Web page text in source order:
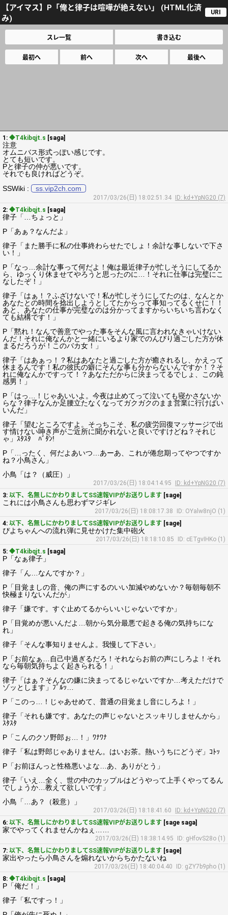
【アイマス】P「俺と律子は喧嘩が絶えない」 (HTML化済
み)
URI
スレ一覧 書き込む
最初へ 前へ 次へ 最後へ
1: ◆T4kibqjt.s [saga]
注意
オムニバス形式っぽい感じです。
とても短いです。
Pと律子の仲が悪いです。
それでも良ければどうぞ。
SSWiki :
ss.vip2ch.com
2017/03/26(日) 18:02:51.34
ID: kd+YpNG20 (7)
2: ◆T4kibqjt.s [saga]
律子「…ちょっと」
P「あぁ？なんだよ」
律子「また勝手に私の仕事終わらせたでしょ！余計な事しないで下さ
い！」
P「なっ…余計な事って何だよ！俺は最近律子が忙しそうにしてるか
ら、ゆっくり休ませてやろうと思ったのに…！それに仕事は完璧にこ
なしたぞ！」
律子「はぁ！？ふざけないで！私が忙しそうにしてたのは、なんとか
あなたとの時間を捻出しようとしてたからって事知ってるくせに！！
あと、あなたの仕事が完璧なのは分かってますからいちいち言わなく
ても結構です！」
P「黙れ！なんで善意でやった事をそんな風に言われなきゃいけない
んだ！それに俺なんかと一緒にいるより家でのんびり過ごした方が休
まるだろうが！このバカ女！」
律子「はあぁっ！？私はあなたと過ごした方が癒されるし、かえって
休まるんです！私の彼氏の癖にそんな事も分からないんですか！？そ
れに俺なんかですって！？あなただからに決まってるでしょ、この鈍
感男！」
P「はっ…！じゃあいいよ。今夜は止めてって泣いても寝かさないか
らな？律子なんか足腰立たなくなってガクガクのまま営業に行けばい
いんだ」
律子「望むところですよ。そっちこそ、私の疲労回復マッサージで出
す情けない呻き声がご近所に聞かれないと良いですけどね？それじ
ゃ」ｽﾀｽﾀ ﾊﾞﾀﾝ!
P「…ったく、何だよあいつ…あーあ、これが倦怠期ってやつですか
ね？小鳥さん」
小鳥「は？（威圧）」
2017/03/26(日) 18:04:14.95
ID: kd+YpNG20 (7)
3: 以下、名無しにかわりましてSS速報VIPがお送りします [sage]
これには小鳥さんも思わずマジギレ
2017/03/26(日) 18:08:17.38
ID: OYalw8njO (1)
4: 以下、名無しにかわりましてSS速報VIPがお送りします [sage]
ぴよちゃんへの流れ弾に見せかけた集中砲火
2017/03/26(日) 18:18:10.85
ID: cETgvIHKo (1)
5: ◆T4kibqjt.s [saga]
P「なぁ律子」
律子「ん…なんですか？」
P「目覚ましの音、俺の声にするのいい加減やめないか？毎朝毎朝不
快極まりないんだが」
律子「嫌です。すぐ止めてるからいいじゃないですか」
P「目覚めが悪いんだよ…朝から気分最悪で起きる俺の気持ちにな
れ」
律子「そんな事知りませんよ。我慢して下さい」
P「お前なぁ…自己中過ぎるだろ！それならお前の声にしろよ！それ
なら毎朝気持ちよく起きられる！」
律子「はぁ？そんなの嫌に決まってるじゃないですか…考えただけで
ゾッとします」ﾌﾞﾙｯ…
P「このっ…！じゃあせめて、普通の目覚まし音にしろよ！」
律子「それも嫌です。あなたの声じゃないとスッキリしませんから」
ｽﾀｽﾀ
P「こんのクソ野郎ぉ…！」ﾜﾅﾜﾅ
律子「私は野郎じゃありません。はいお茶。熱いうちにどうぞ」ｺﾄｯ
P「お前ほんっと性格悪いよな…あ、ありがとう」
律子「いえ…全く、世の中のカップルはどうやって上手くやってるん
でしょうか…教えて欲しいです」
小鳥「…あ？（殺意）」
2017/03/26(日) 18:18:41.60
ID: kd+YpNG20 (7)
6: 以下、名無しにかわりましてSS速報VIPがお送りします [sage saga]
家でやってくれませんかねぇ……
2017/03/26(日) 18:38:14.95
ID: gHfovS28o (1)
7: 以下、名無しにかわりましてSS速報VIPがお送りします [sage]
家出やったら小鳥さんを煽れないからちかたないね
2017/03/26(日) 18:40:04.40
ID: gZY7b9pho (1)
8: ◆T4kibqjt.s [saga]
P「俺だ！」
律子「私ですっ！」